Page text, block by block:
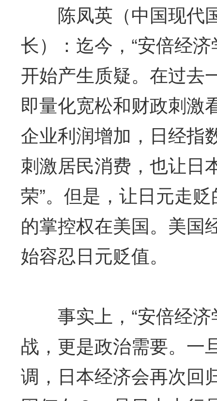
陈凤英（中国现代
长）：迄今，“安倍经
开始产生质疑。在过去
即量化宽松和财政刺激
企业利润增加，日经指
刺激居民消费，也让日
荣”。但是，让日元走
的掌控权在美国。美国
始容忍日元贬值。
事实上，“安倍经济
战，更是政治需要。一
调，日本经济会再次回